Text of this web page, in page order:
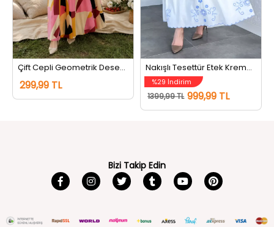
Çift Cepli Geometrik Desenli Tesettür Etek Pembe
299,99 TL
Nakışlı Tesettür Etek Kremmavili
%29 İndirim
1399,99 TL 999,99 TL
Bizi Takip Edin